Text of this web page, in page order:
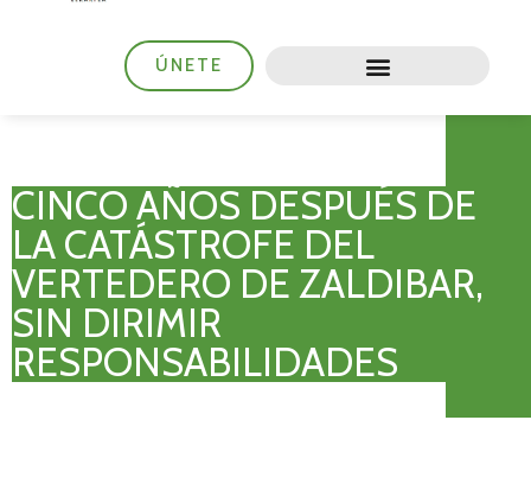
ÚNETE
CINCO AÑOS DESPUÉS DE
LA CATÁSTROFE DEL
VERTEDERO DE ZALDIBAR,
SIN DIRIMIR
RESPONSABILIDADES